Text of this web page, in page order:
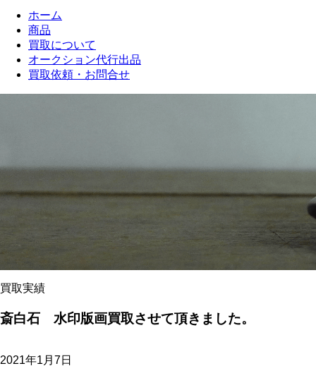
ホーム
商品
買取について
オークション代行出品
買取依頼・お問合せ
買取実績
斎白石 水印版画買取させて頂きました。
2021年1月7日